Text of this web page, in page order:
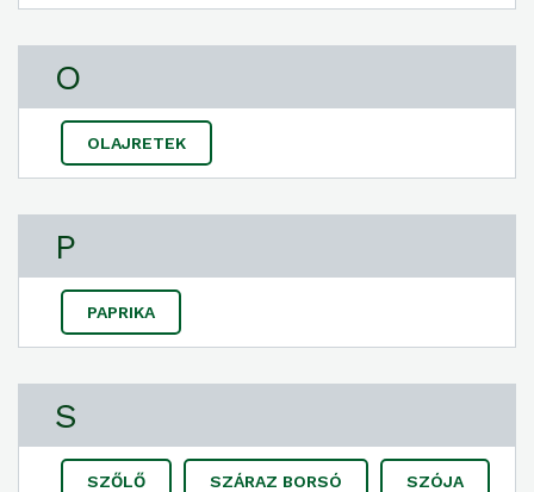
O
OLAJRETEK
P
PAPRIKA
S
SZŐLŐ SZÁRAZ BORSÓ SZÓJA